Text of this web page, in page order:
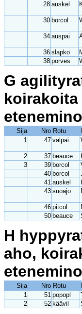
28 auskel
30 borcol
34 auspai
36 slapko
38 porves
G
koirakoita
Sija Nro Rotu
1
47 valpai
2 37 beauce
3
39 borcol
40 borcol
41 auskel
43 suoajo
46 pitcol
50 beauce
H
aho,
Sija Nro Rotu
1
51 popopl
2
52 käävil